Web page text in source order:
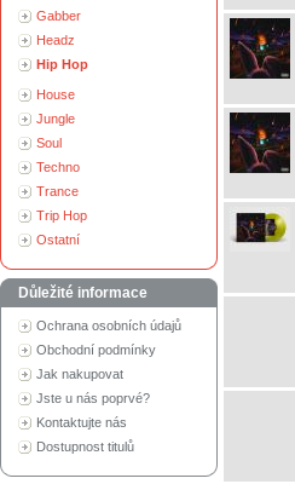
Gabber
Headz
Hip Hop
House
Jungle
Soul
Techno
Trance
Trip Hop
Ostatní
Důležité informace
Ochrana osobních údajů
Obchodní podmínky
Jak nakupovat
Jste u nás poprvé?
Kontaktujte nás
Dostupnost titulů